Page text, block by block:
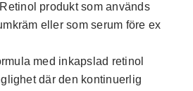
produkt som används
eller som serum före ex
med inkapslad retinol
där den kontinuerlig